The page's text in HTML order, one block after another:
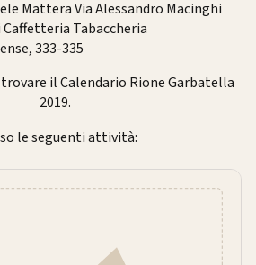
Mattera Via Alessandro Macinghi
Tabaccheria
333-335
il Calendario Rione Garbatella
2019.
le seguenti attività: